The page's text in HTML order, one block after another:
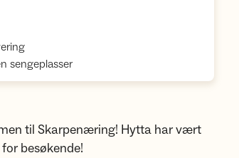
,
sengeplasser,
til Skarpenæring! Hytta har vært
besøkende!